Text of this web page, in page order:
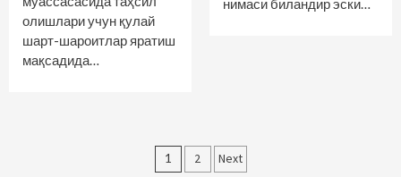
олишлари учун қулай
шарт-шароитлар яратиш
мақсадида…
нимаси биландир эски…
Maqolalar
1 2 Next